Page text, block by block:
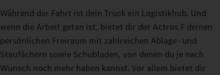
Während der Fahrt ist dein Truck ein Logistikhub. Und
wenn die Arbeit getan ist, bietet dir der Actros F deinen
persönlichen Freiraum mit zahlreichen Ablage- und
Staufächern sowie Schubladen, von denen du je nach
Wunsch noch mehr haben kannst. Vor allem bietet dir